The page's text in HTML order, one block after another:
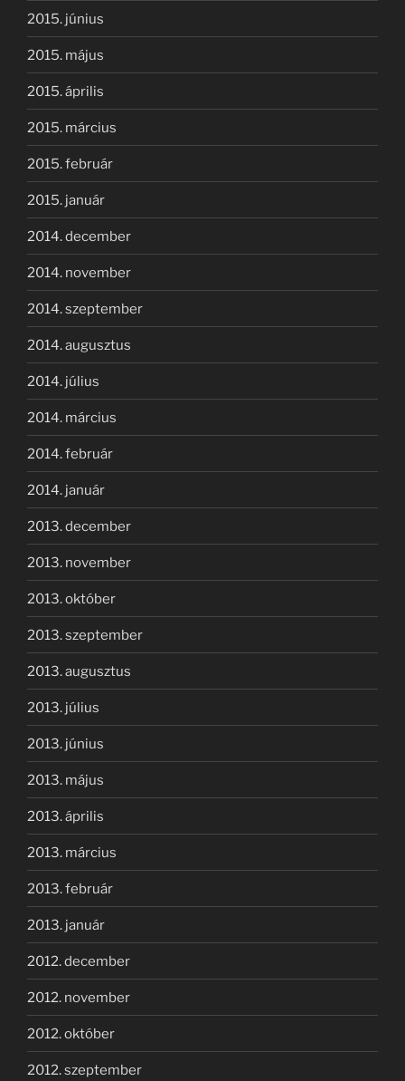
2015. június
2015. május
2015. április
2015. március
2015. február
2015. január
2014. december
2014. november
2014. szeptember
2014. augusztus
2014. július
2014. március
2014. február
2014. január
2013. december
2013. november
2013. október
2013. szeptember
2013. augusztus
2013. július
2013. június
2013. május
2013. április
2013. március
2013. február
2013. január
2012. december
2012. november
2012. október
2012. szeptember